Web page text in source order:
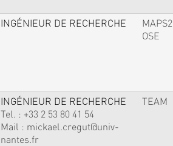
INGÉNIEUR DE RECHERCHE
MAPS2
OSE
INGÉNIEUR DE RECHERCHE
Tel. : +33 2 53 80 41 54
Mail : mickael.cregut@univ-
nantes.fr
TEAM